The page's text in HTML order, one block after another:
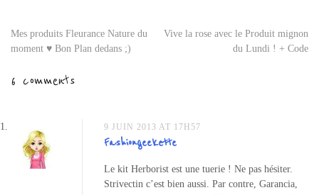
cadeau
sephora
cadeau
sephora
strivectin,
Navigation
l’article
Mes produits Fleurance Nature du
moment ♥ Bon Plan dedans ;)
Vive la rose avec le Produit mignon
du Lundi ! + Code
6 comments
9 JUIN 2013 AT 17H57
Fashiongeekette
Le kit Herborist est une tuerie ! Ne pas hésiter.
Strivectin c’est bien aussi. Par contre, Garancia,